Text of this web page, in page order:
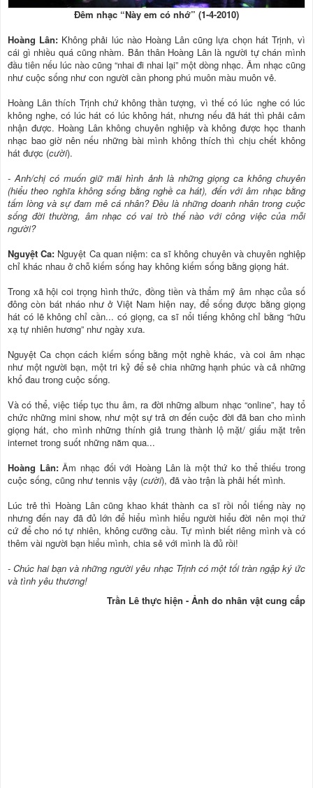
Ðêm nhạc “Này em có nhớ” (1-4-2010)
Hoàng Lân: Không phải lúc nào Hoàng Lân cũng lựa chọn hát Trịnh, vì
cái gì nhiều quá cũng nhàm. Bản thân Hoàng Lân là người tự chán mình
đầu tiên nếu lúc nào cũng “nhai đi nhai lại” một dòng nhạc. Âm nhạc cũng
như cuộc sống như con người cần phong phú muôn màu muôn vẻ.
Hoàng Lân thích Trịnh chứ không thần tượng, vì thế có lúc nghe có lúc
không nghe, có lúc hát có lúc không hát, nhưng nếu đã hát thì phải cảm
nhận được. Hoàng Lân không chuyên nghiệp và không được học thanh
nhạc bao giờ nên nếu những bài mình không thích thì chịu chết không
hát được (cười).
- Anh/chị có muốn giữ mãi hình ảnh là những giọng ca không chuyên
(hiểu theo nghĩa không sống bằng nghề ca hát), đến với âm nhạc bằng
tấm lòng và sự đam mê cá nhân? Ðều là những doanh nhân trong cuộc
sống đời thường, âm nhạc có vai trò thế nào với công việc của mỗi
người?
Nguyệt Ca: Nguyệt Ca quan niệm: ca sĩ không chuyên và chuyên nghiệp
chỉ khác nhau ở chỗ kiếm sống hay không kiếm sống bằng giọng hát.
Trong xã hội coi trọng hình thức, đồng tiền và thẩm mỹ âm nhạc của số
đông còn bát nháo như ở Việt Nam hiện nay, để sống được bằng giọng
hát có lẽ không chỉ cần... có giọng, ca sĩ nổi tiếng không chỉ bằng “hữu
xạ tự nhiên hương” như ngày xưa.
Nguyệt Ca chọn cách kiếm sống bằng một nghề khác, và coi âm nhạc
như một người bạn, một tri kỷ để sẻ chia những hạnh phúc và cả những
khổ đau trong cuộc sống.
Và có thể, việc tiếp tục thu âm, ra đời những album nhạc “online”, hay tổ
chức những mini show, như một sự trả ơn đến cuộc đời đã ban cho mình
giọng hát, cho mình những thính giả trung thành lộ mặt/ giấu mặt trên
internet trong suốt những năm qua...
Hoàng Lân:Âm nhạc đối với Hoàng Lân là một thứ ko thể thiếu trong
cuộc sống, cũng như tennis vậy (cười), đã vào trận là phải hết mình.
Lúc trẻ thì Hoàng Lân cũng khao khát thành ca sĩ rồi nổi tiếng này nọ
nhưng đến nay đã đủ lớn để hiểu mình hiểu người hiểu đời nên mọi thứ
cứ để cho nó tự nhiên, không cưỡng cầu. Tự mình biết riêng mình và có
thêm vài người bạn hiểu mình, chia sẻ với mình là đủ rồi!
- Chúc hai bạn và những người yêu nhạc Trịnh có một tối tràn ngập ký ức
và tình yêu thương!
Trần Lê thực hiện - Ảnh do nhân vật cung cấp